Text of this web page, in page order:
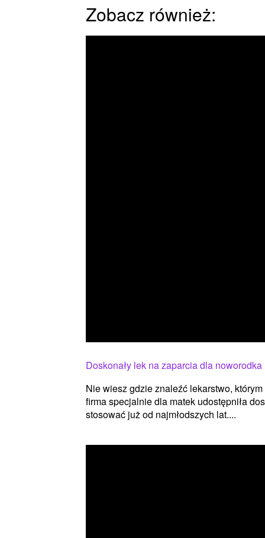
Zobacz również:
Doskonały lek na zaparcia dla noworodka
Nie wiesz gdzie znaleźć lekarstwo,
firma specjalnie dla matek udostępniła
stosować już od najmłodszych lat....